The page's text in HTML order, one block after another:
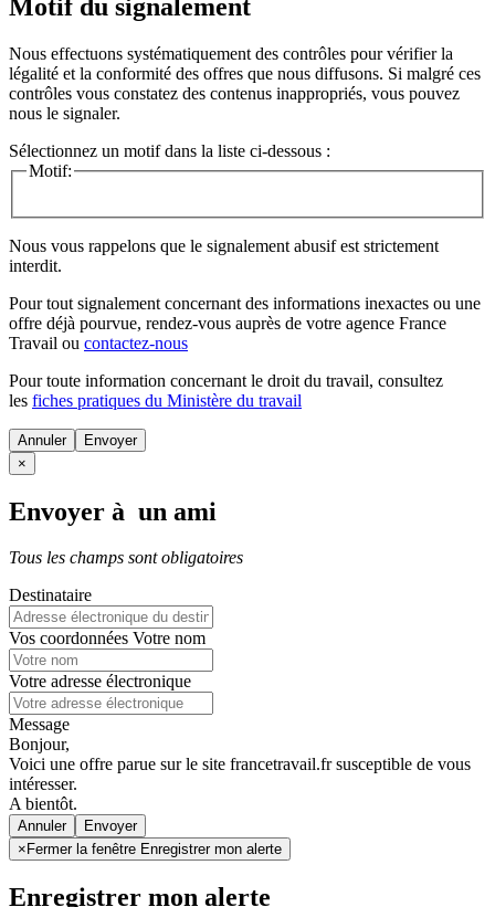
Motif du signalement
Nous effectuons systématiquement des contrôles pour vérifier la
légalité et la conformité des offres que nous diffusons. Si malgré ces
contrôles vous constatez des contenus inappropriés, vous pouvez
nous le signaler.
Sélectionnez un motif dans la liste ci-dessous :
Motif:
Nous vous rappelons que le signalement abusif est strictement
interdit.
Pour tout signalement concernant des informations inexactes ou une
offre déjà pourvue, rendez-vous auprès de votre agence France
Travail ou contactez-nous
Pour toute information concernant le droit du travail, consultez
les fiches pratiques du Ministère du travail
Annuler
×
Envoyer à un ami
Tous les champs sont obligatoires
Destinataire
Vos coordonnées Votre nom
Votre adresse électronique
Message
Bonjour,
Voici une offre parue sur le site francetravail.fr susceptible de vous
intéresser.
A bientôt.
Annuler
× Fermer la fenêtre Enregistrer mon alerte
Enregistrer mon alerte